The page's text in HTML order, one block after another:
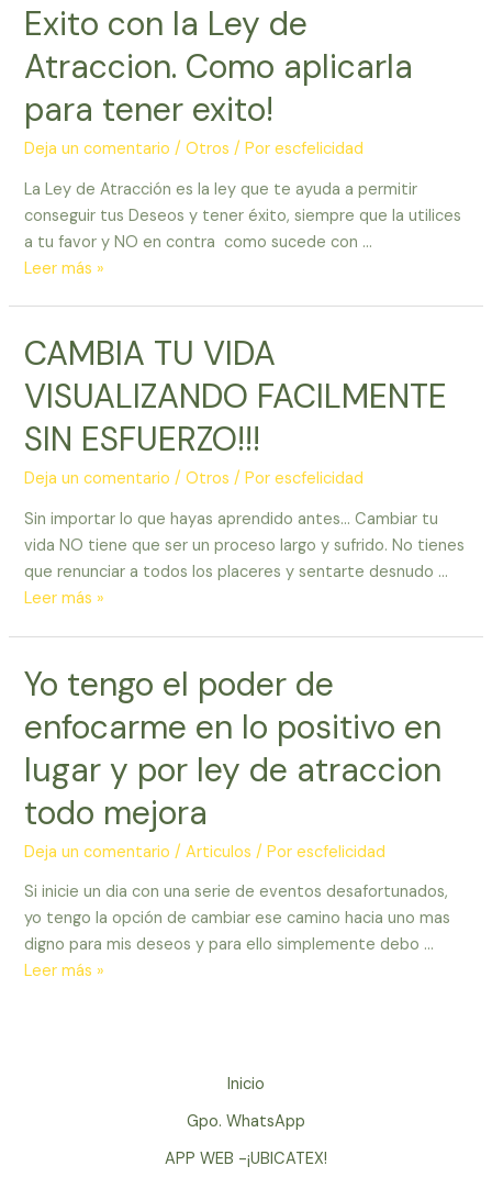
de
Ley
Atraccion
para
en
todo
momento
Exito con la Ley de
Atraccion. Como aplicarla
para tener exito!
Deja un comentario /Otros / Porescfelicidad
La Ley de Atracción es la ley que te ayuda a permitir
conseguir tus Deseos y tener éxito, siempre que la utilices
a tu favor y NO en contra como sucede con …
Exito
Ley
Atraccion.
Como
aplicarla
para
exito!
Leer más »
CAMBIA TU VIDA
VISUALIZANDO FACILMENTE
SIN ESFUERZO!!!
Deja un comentario /Otros / Porescfelicidad
Sin importar lo que hayas aprendido antes… Cambiar tu
vida NO tiene que ser un proceso largo y sufrido. No tienes
que renunciar a todos los placeres y sentarte desnudo …
CAMBIA
VISUALIZANDO
FACILMENTE
SIN
ESFUERZO!!!
Leer más »
Yo tengo el poder de
enfocarme en lo positivo en
lugar y por ley de atraccion
todo mejora
Deja un comentario /Articulos / Porescfelicidad
Si inicie un dia con una serie de eventos desafortunados,
yo tengo la opción de cambiar ese camino hacia uno mas
digno para mis deseos y para ello simplemente debo …
Yo
Leer más »
Inicio
Gpo. WhatsApp
APP WEB -¡UBICATEX!